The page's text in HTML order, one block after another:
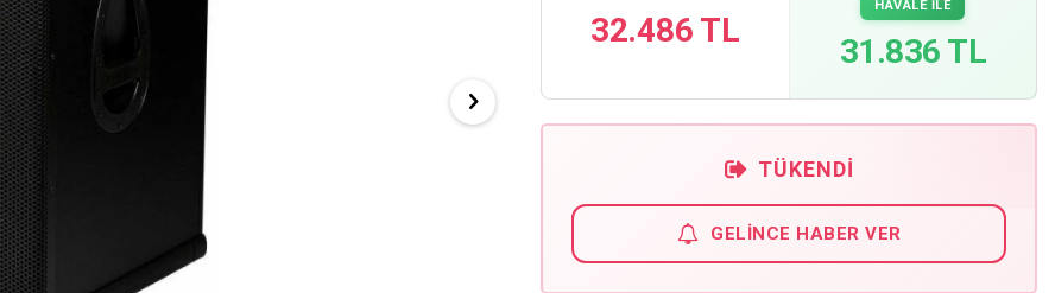
32.486 TL
HAVALE İLE
31.836 TL
TÜKENDI
GELINCE HABER VER